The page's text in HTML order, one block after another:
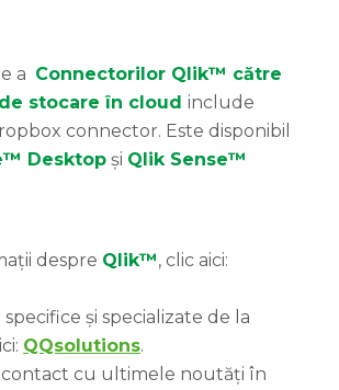
a Connectorilor Qlik™ către
stocare în cloud include
connector. Este disponibil
Desktop și Qlik Sense™
despre Qlik™, clic aici:
și specializate de la
QQsolutions.
cu ultimele noutăți în